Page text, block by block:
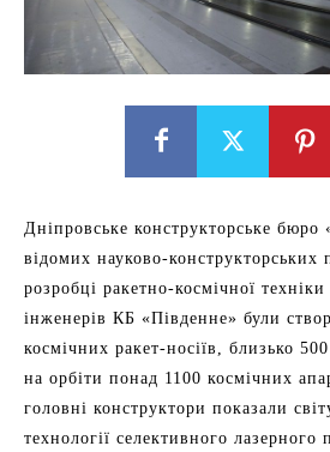
Дніпровське конструкторське
відомих науково-конструкторських
розробці ракетно-космічної
інженерів КБ «Південне» були
космічних ракет-носіїв, близько
на орбіти понад 1100 космічних
головні конструктори показали
технології селективного лазерного